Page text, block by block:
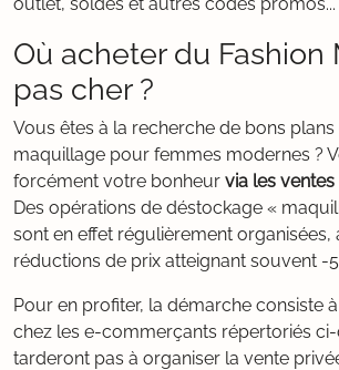
Où acheter du Fashion
pas cher ?
Vous êtes à la recherche de bons
maquillage pour femmes modernes ?
forcément votre bonheur via les
Des opérations de déstockage «
sont en effet régulièrement organisées,
réductions de prix atteignant souvent -
Pour en profiter, la démarche consiste
chez les e-commerçants répertoriés ci-
tarderont pas à organiser la vente